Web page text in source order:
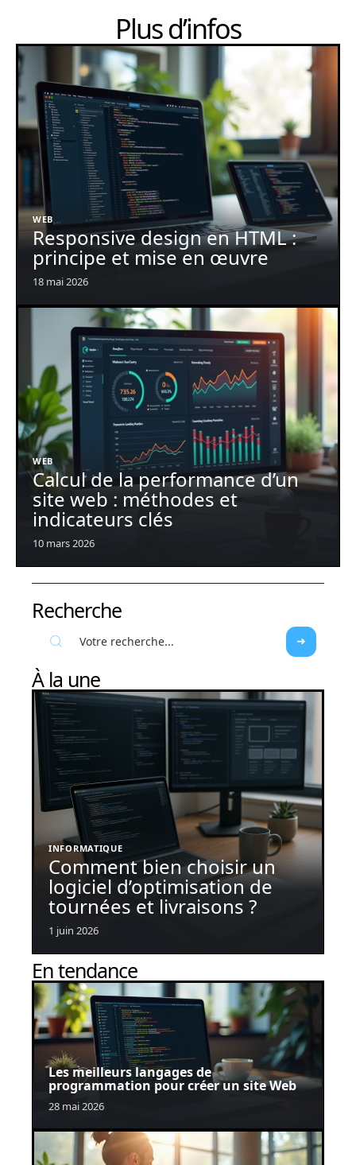
Plus d’infos
WEB
Responsive design en HTML :
principe et mise en œuvre
18 mai 2026
WEB
Calcul de la performance d’un
site web : méthodes et
indicateurs clés
10 mars 2026
Recherche
À la une
INFORMATIQUE
Comment bien choisir un
logiciel d’optimisation de
tournées et livraisons ?
1 juin 2026
En tendance
Les meilleurs langages de
programmation pour créer un site Web
28 mai 2026